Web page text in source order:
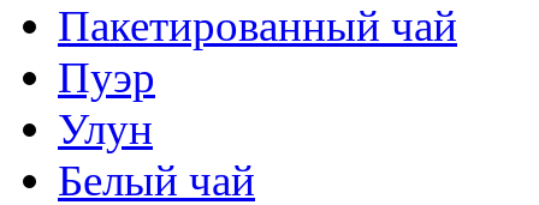
Пакетированный чай
Пуэр
Улун
Белый чай